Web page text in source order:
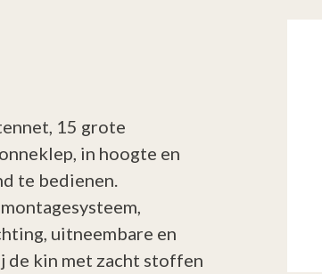
15 grote
in hoogte en
te bedienen.
uitneembare en
de kin met zacht stoffen